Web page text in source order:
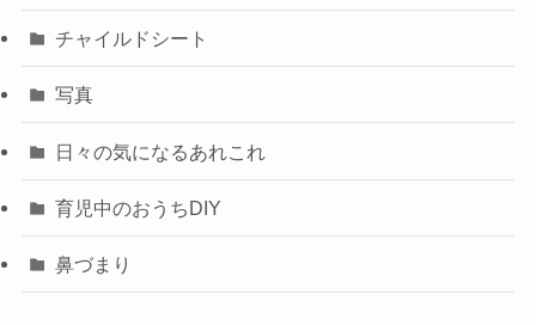
チャイルドシート
写真
日々の気になるあれこれ
育児中のおうちDIY
鼻づまり